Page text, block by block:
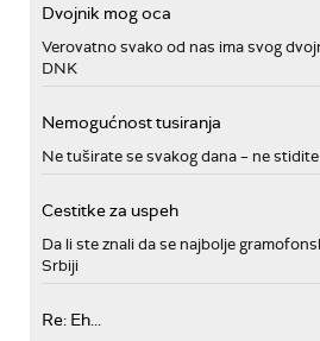
Dvojnik mog oca
Verovatno svako od nas ima svog
DNK
Nemogućnost tusiranja
Ne tuširate se svakog dana – ne
Cestitke za uspeh
Da li ste znali da se najbolje
Srbiji
Re: Eh...